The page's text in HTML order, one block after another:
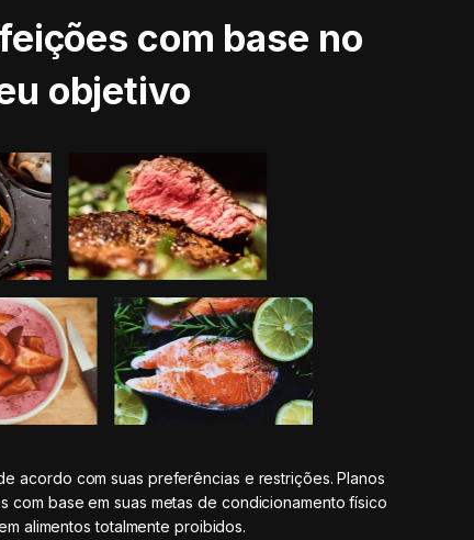
com base no
objetivo
acordo com suas preferências e restrições. Planos
com base em suas metas de condicionamento físico
alimentos totalmente proibidos.